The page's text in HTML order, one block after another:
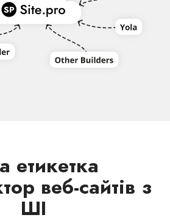
етикетка
веб-сайтів з
ШІ